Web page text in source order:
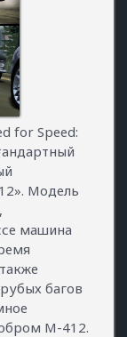
for Speed:
Модель
машина
багов
М-412.